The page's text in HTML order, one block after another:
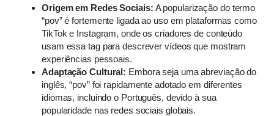
Origem em Redes Sociais: A popularização do termo
“pov” é fortemente ligada ao uso em plataformas como
TikTok e Instagram, onde os criadores de conteúdo
usam essa tag para descrever vídeos que mostram
experiências pessoais.
Adaptação Cultural: Embora seja uma abreviação do
inglês, “pov” foi rapidamente adotado em diferentes
idiomas, incluindo o Português, devido à sua
popularidade nas redes sociais globais.